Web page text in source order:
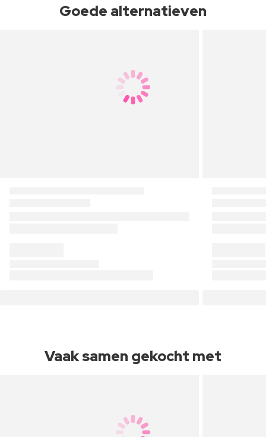
Goede alternatieven
Vaak samen gekocht met